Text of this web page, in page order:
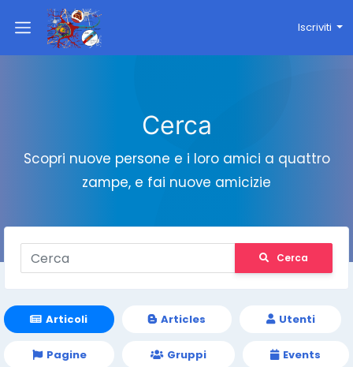
Iscriviti
Cerca
Scopri nuove persone e i loro amici a quattro
zampe, e fai nuove amicizie
Cerca
Articoli Articles Utenti
Pagine Gruppi Events